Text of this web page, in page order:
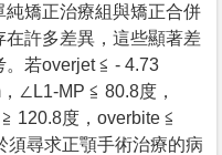
矯正治療組與矯正合併
許多差異，這些顯著差
若overjet ≦ - 4.73
∠L1-MP ≦ 80.8度，
120.8度，overbite ≦
須尋求正顎手術治療的病